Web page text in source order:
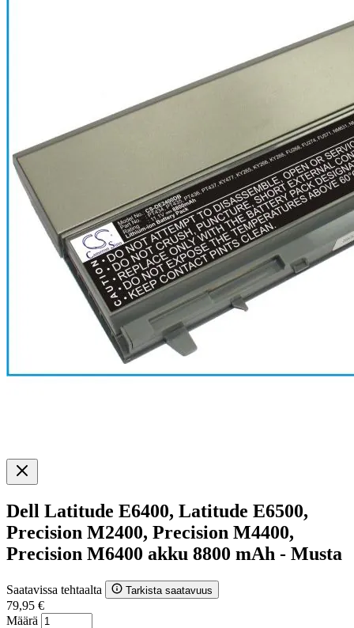
Dell Latitude E6400, Latitude E6500,
Precision M2400, Precision M4400,
Precision M6400 akku 8800 mAh - Musta
Saatavissa tehtaalta Tarkista saatavuus
79,95 €
Määrä